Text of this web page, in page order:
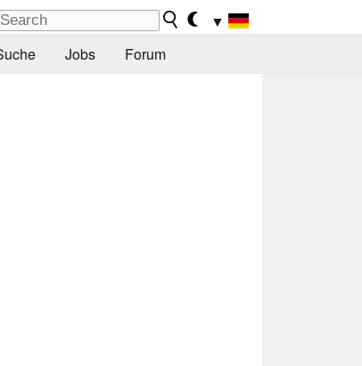
▼
Jobs Forum